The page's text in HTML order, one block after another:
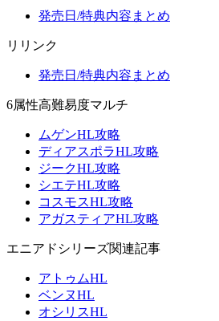
発売日/特典内容まとめ
リリンク
発売日/特典内容まとめ
6属性高難易度マルチ
ムゲンHL攻略
ディアスポラHL攻略
ジークHL攻略
シエテHL攻略
コスモスHL攻略
アガスティアHL攻略
エニアドシリーズ関連記事
アトゥムHL
ベンヌHL
オシリスHL